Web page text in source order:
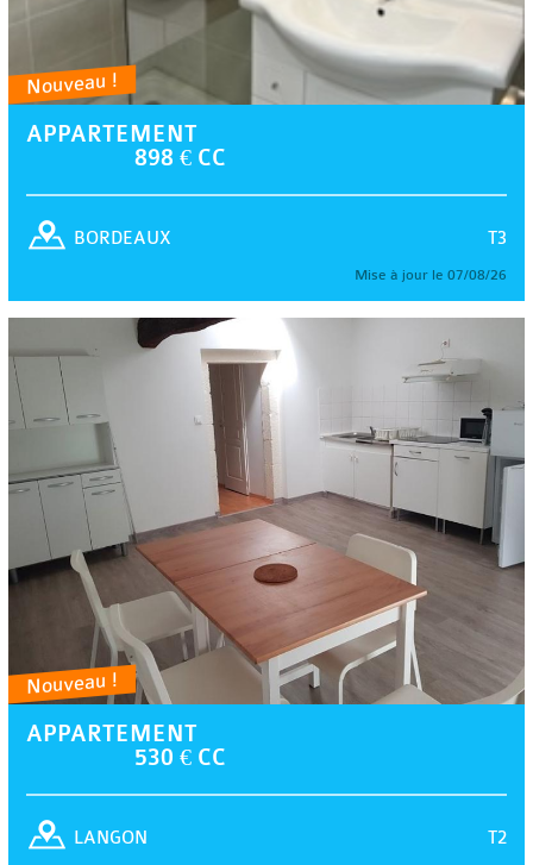
Nouveau !
APPARTEMENT
898 € CC
T3
BORDEAUX
Mise à jour le 07/08/26
Nouveau !
APPARTEMENT
530 € CC
T2
LANGON